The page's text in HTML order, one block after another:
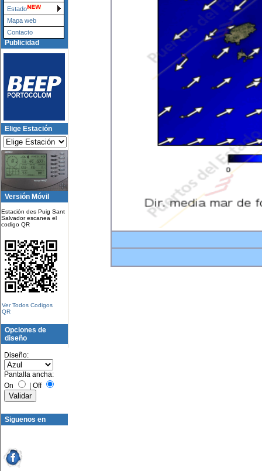
Estado
Mapa web
Contacto
Publicidad
Elige Estación
Versión Móvil
Estación des Puig Sant
Salvador escanea el
codigo QR
Ver Todos Codigos
QR
Opciones de
diseño
Diseño:
Pantalla ancha:
On
Off
Siguenos en